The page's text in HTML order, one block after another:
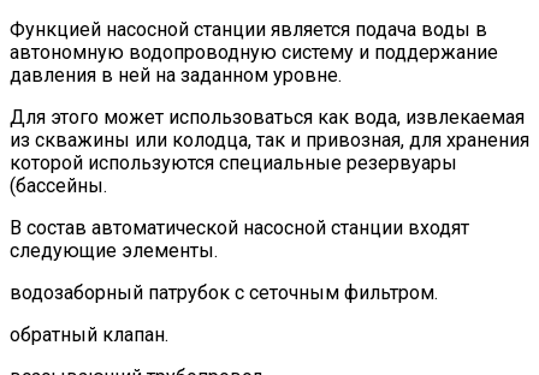
Функцией насосной станции является подача воды в
автономную водопроводную систему и поддержание
давления в ней на заданном уровне.
Для этого может использоваться как вода, извлекаемая
из скважины или колодца, так и привозная, для хранения
которой используются специальные резервуары
(бассейны.
В состав автоматической насосной станции входят
следующие элементы.
водозаборный патрубок с сеточным фильтром.
обратный клапан.